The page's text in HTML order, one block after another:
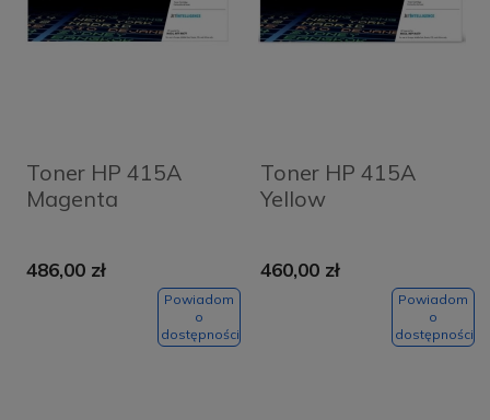
Toner HP 415A
Magenta
486,00 zł
Powiadom
o
dostępności
Toner HP 415A
Yellow
460,00 zł
Powiadom
o
dostępności